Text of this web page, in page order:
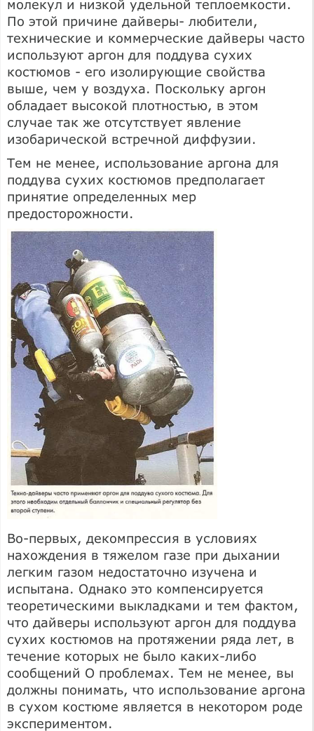
молекул и низкой удельной теплоемкости.
По этой причине дайверы- любители,
технические и коммерческие дайверы часто
используют аргон для поддува сухих
костюмов - его изолирующие свойства
выше, чем у воздуха. Поскольку аргон
обладает высокой плотностью, в этом
случае так же отсутствует явление
изобарической встречной диффузии.
Тем не менее, использование аргона для
поддува сухих костюмов предполагает
принятие определенных мер
предосторожности.
Во-первых, декомпрессия в условиях
нахождения в тяжелом газе при дыхании
легким газом недостаточно изучена и
испытана. Однако это компенсируется
теоретическими выкладками и тем фактом,
что дайверы используют аргон для поддува
сухих костюмов на протяжении ряда лет, в
течение которых не было каких-либо
сообщений О проблемах. Тем не менее, вы
должны понимать, что использование аргона
в сухом костюме является в некотором роде
экспериментом.